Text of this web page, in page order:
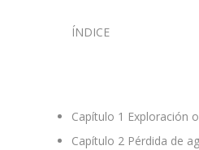
ÍNDICE
Capítulo 1 Exploración
Capítulo 2 Pérdida de